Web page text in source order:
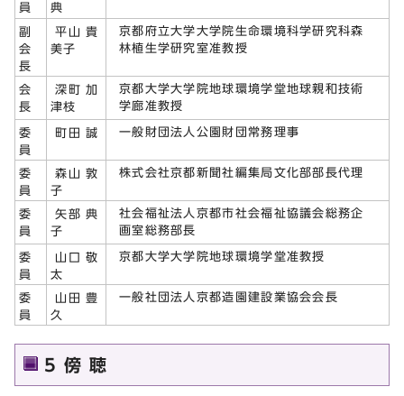
員
典
副
会
長
平山 貴
美子
京都府立大学大学院生命環境科学研究科森
林植生学研究室准教授
会
長
深町 加
津枝
京都大学大学院地球環境学堂地球親和技術
学廊准教授
委
員
町田 誠 一般財団法人公園財団常務理事
委
員
森山 敦
子
株式会社京都新聞社編集局文化部部長代理
委
員
矢部 典
子
社会福祉法人京都市社会福祉協議会総務企
画室総務部長
委
員
山口 敬
太
京都大学大学院地球環境学堂准教授
委
員
山田 豊
久
一般社団法人京都造園建設業協会会長
5 傍 聴